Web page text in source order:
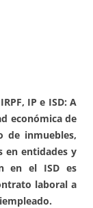
IRPF, IP e ISD: A
económica de
de inmuebles,
en entidades y
en el ISD es
laboral a